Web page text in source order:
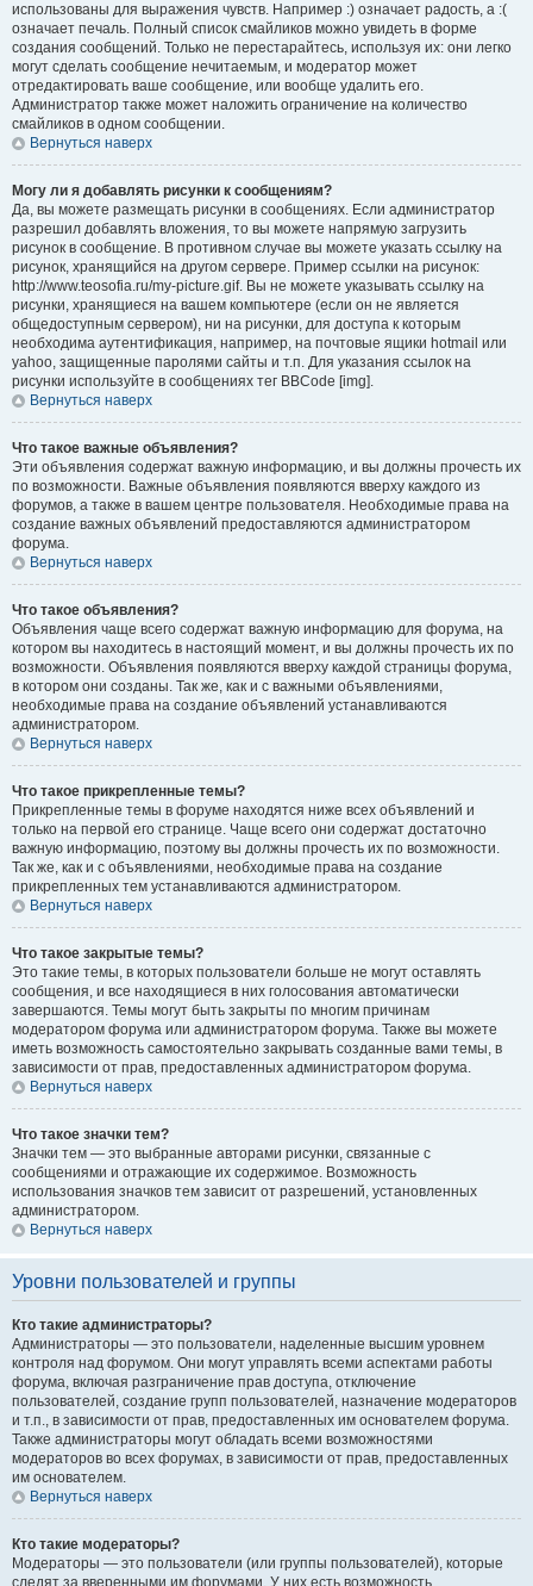
использованы для выражения чувств. Например :) означает радость, а :(
означает печаль. Полный список смайликов можно увидеть в форме
создания сообщений. Только не перестарайтесь, используя их: они легко
могут сделать сообщение нечитаемым, и модератор может
отредактировать ваше сообщение, или вообще удалить его.
Администратор также может наложить ограничение на количество
смайликов в одном сообщении.
Вернуться наверх
Могу ли я добавлять рисунки к сообщениям?
Да, вы можете размещать рисунки в сообщениях. Если администратор
разрешил добавлять вложения, то вы можете напрямую загрузить
рисунок в сообщение. В противном случае вы можете указать ссылку на
рисунок, хранящийся на другом сервере. Пример ссылки на рисунок:
http://www.teosofia.ru/my-picture.gif. Вы не можете указывать ссылку на
рисунки, хранящиеся на вашем компьютере (если он не является
общедоступным сервером), ни на рисунки, для доступа к которым
необходима аутентификация, например, на почтовые ящики hotmail или
yahoo, защищенные паролями сайты и т.п. Для указания ссылок на
рисунки используйте в сообщениях тег BBCode [img].
Вернуться наверх
Что такое важные объявления?
Эти объявления содержат важную информацию, и вы должны прочесть их
по возможности. Важные объявления появляются вверху каждого из
форумов, а также в вашем центре пользователя. Необходимые права на
создание важных объявлений предоставляются администратором
форума.
Вернуться наверх
Что такое объявления?
Объявления чаще всего содержат важную информацию для форума, на
котором вы находитесь в настоящий момент, и вы должны прочесть их по
возможности. Объявления появляются вверху каждой страницы форума,
в котором они созданы. Так же, как и с важными объявлениями,
необходимые права на создание объявлений устанавливаются
администратором.
Вернуться наверх
Что такое прикрепленные темы?
Прикрепленные темы в форуме находятся ниже всех объявлений и
только на первой его странице. Чаще всего они содержат достаточно
важную информацию, поэтому вы должны прочесть их по возможности.
Так же, как и с объявлениями, необходимые права на создание
прикрепленных тем устанавливаются администратором.
Вернуться наверх
Что такое закрытые темы?
Это такие темы, в которых пользователи больше не могут оставлять
сообщения, и все находящиеся в них голосования автоматически
завершаются. Темы могут быть закрыты по многим причинам
модератором форума или администратором форума. Также вы можете
иметь возможность самостоятельно закрывать созданные вами темы, в
зависимости от прав, предоставленных администратором форума.
Вернуться наверх
Что такое значки тем?
Значки тем — это выбранные авторами рисунки, связанные с
сообщениями и отражающие их содержимое. Возможность
использования значков тем зависит от разрешений, установленных
администратором.
Вернуться наверх
Уровни пользователей и группы
Кто такие администраторы?
Администраторы — это пользователи, наделенные высшим уровнем
контроля над форумом. Они могут управлять всеми аспектами работы
форума, включая разграничение прав доступа, отключение
пользователей, создание групп пользователей, назначение модераторов
и т.п., в зависимости от прав, предоставленных им основателем форума.
Также администраторы могут обладать всеми возможностями
модераторов во всех форумах, в зависимости от прав, предоставленных
им основателем.
Вернуться наверх
Кто такие модераторы?
Модераторы — это пользователи (или группы пользователей), которые
следят за вверенными им форумами. У них есть возможность